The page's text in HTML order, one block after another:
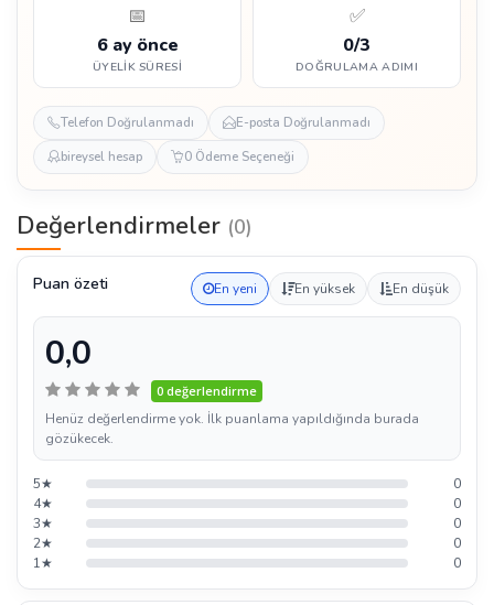
📅
6 ay önce
ÜYELIK SÜRESI
✅
0/3
DOĞRULAMA ADIMI
Telefon Doğrulanmadı
E-posta Doğrulanmadı
bireysel hesap
0 Ödeme Seçeneği
Değerlendirmeler (0)
Puan özeti En yeni En yüksek En düşük
0,0
0 değerlendirme
Henüz değerlendirme yok. İlk puanlama yapıldığında burada
gözükecek.
5★
0
4★
0
3★
0
2★
0
1★
0